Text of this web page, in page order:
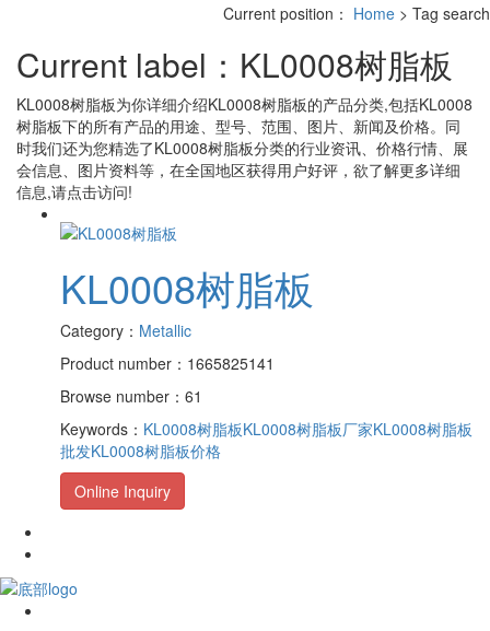
Current position： Home > Tag search
Current label： KL0008树脂板
KL0008树脂板为你详细介绍KL0008树脂板的产品分类,包括KL0008
树脂板下的所有产品的用途、型号、范围、图片、新闻及价格。同
时我们还为您精选了KL0008树脂板分类的行业资讯、价格行情、展
会信息、图片资料等，在全国地区获得用户好评，欲了解更多详细
信息,请点击访问!
KL0008树脂板
Category： Metallic
Product number：1665825141
Browse number：61
Keywords： KL0008树脂板KL0008树脂板厂家KL0008树脂板
批发KL0008树脂板价格
Online Inquiry